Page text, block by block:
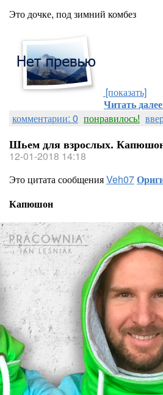
Это дочке, под зимний комбез
[показать]
Читать
комментарии: 0 понравилось!
Шьем для взрослых.
12-01-2018 14:18
Это цитата сообщенияVeh07
Капюшон